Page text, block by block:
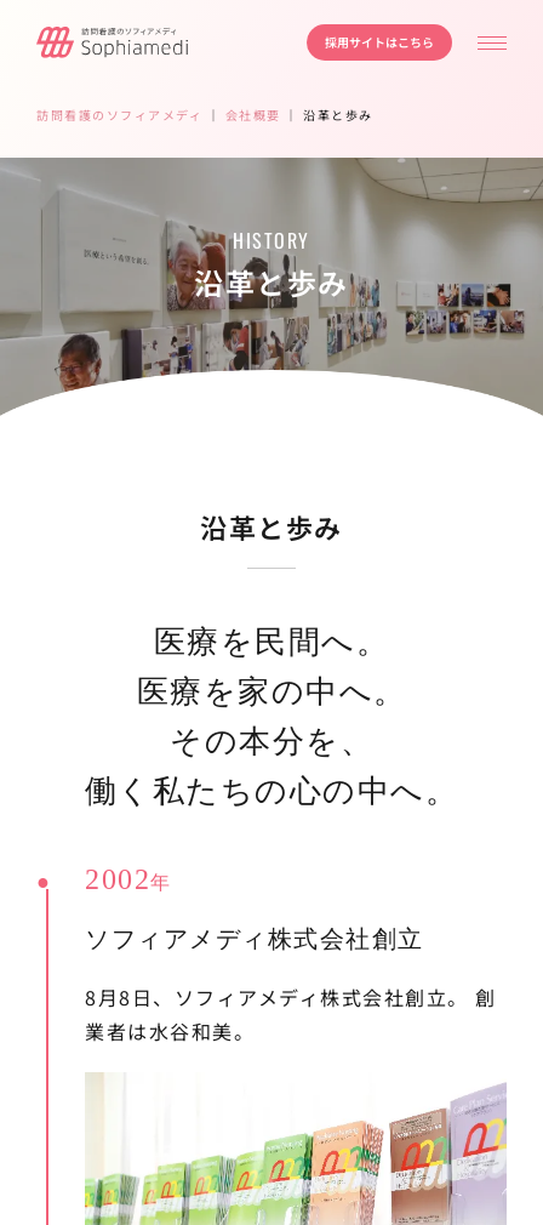
採用サイトはこちら
訪問看護のソフィアメディ ｜ 会社概要 ｜ 沿革と歩み
HISTORY
沿革と歩み
沿革と歩み
医療を民間へ。
医療を家の中へ。
その本分を、
働く私たちの心の中へ。
2002年
ソフィアメディ株式会社創立
8月8日、ソフィアメディ株式会社創立。
創
業者は水谷和美。